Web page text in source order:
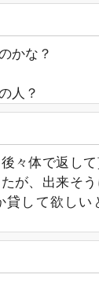
かな？
人？
々体で返し
が、出来そ
貸して欲しい